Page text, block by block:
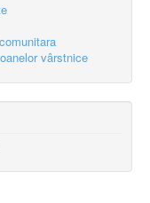
vârstnice